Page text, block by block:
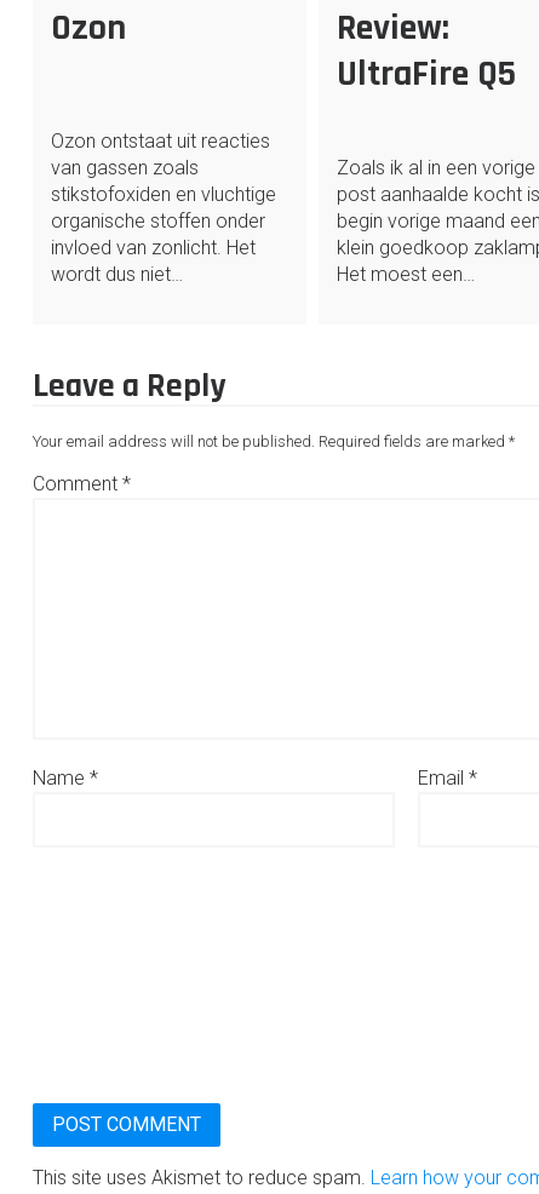
Ozon
Ozon ontstaat uit reacties
van gassen zoals
stikstofoxiden en vluchtige
organische stoffen onder
invloed van zonlicht. Het
wordt dus niet…
Review:
UltraFire Q5
Zoals ik al in een vorige
post aanhaalde kocht is
begin vorige maand een
klein goedkoop
Het moest een…
Leave a Reply
Your email address will not be published. Required fields are marked *
Comment *
Name * Email *
This site uses Akismet to reduce spam. Learn how your